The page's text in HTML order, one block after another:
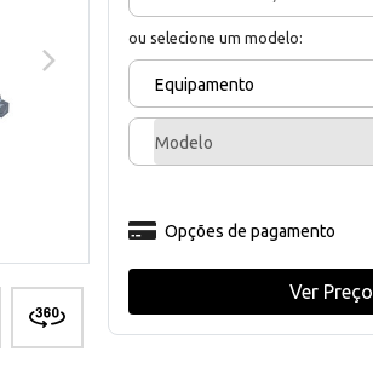
ou selecione um modelo:
Equipamento
Modelo
Opções de pagamento
Ver Preço